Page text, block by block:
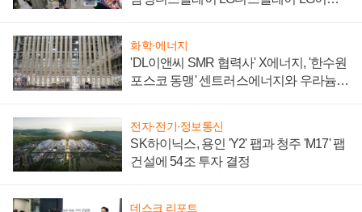
화학·에너지
'DL이앤씨 SMR 협력사' X에너지, '한수원
포스코 동맹' 센트러스에너지와 우라늄
전자·전기·정보통신
SK하이닉스, 용인 'Y2' 팹과 청주 'M17' 팹
건설에 54조 투자 결정
데스크 리포트